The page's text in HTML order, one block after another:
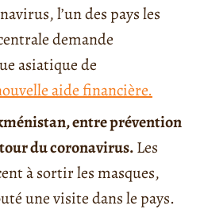
l’un des pays les
demande
asiatique de
aide financière.
entre prévention
du coronavirus.Les
à sortir les masques,
une visite dans le pays.